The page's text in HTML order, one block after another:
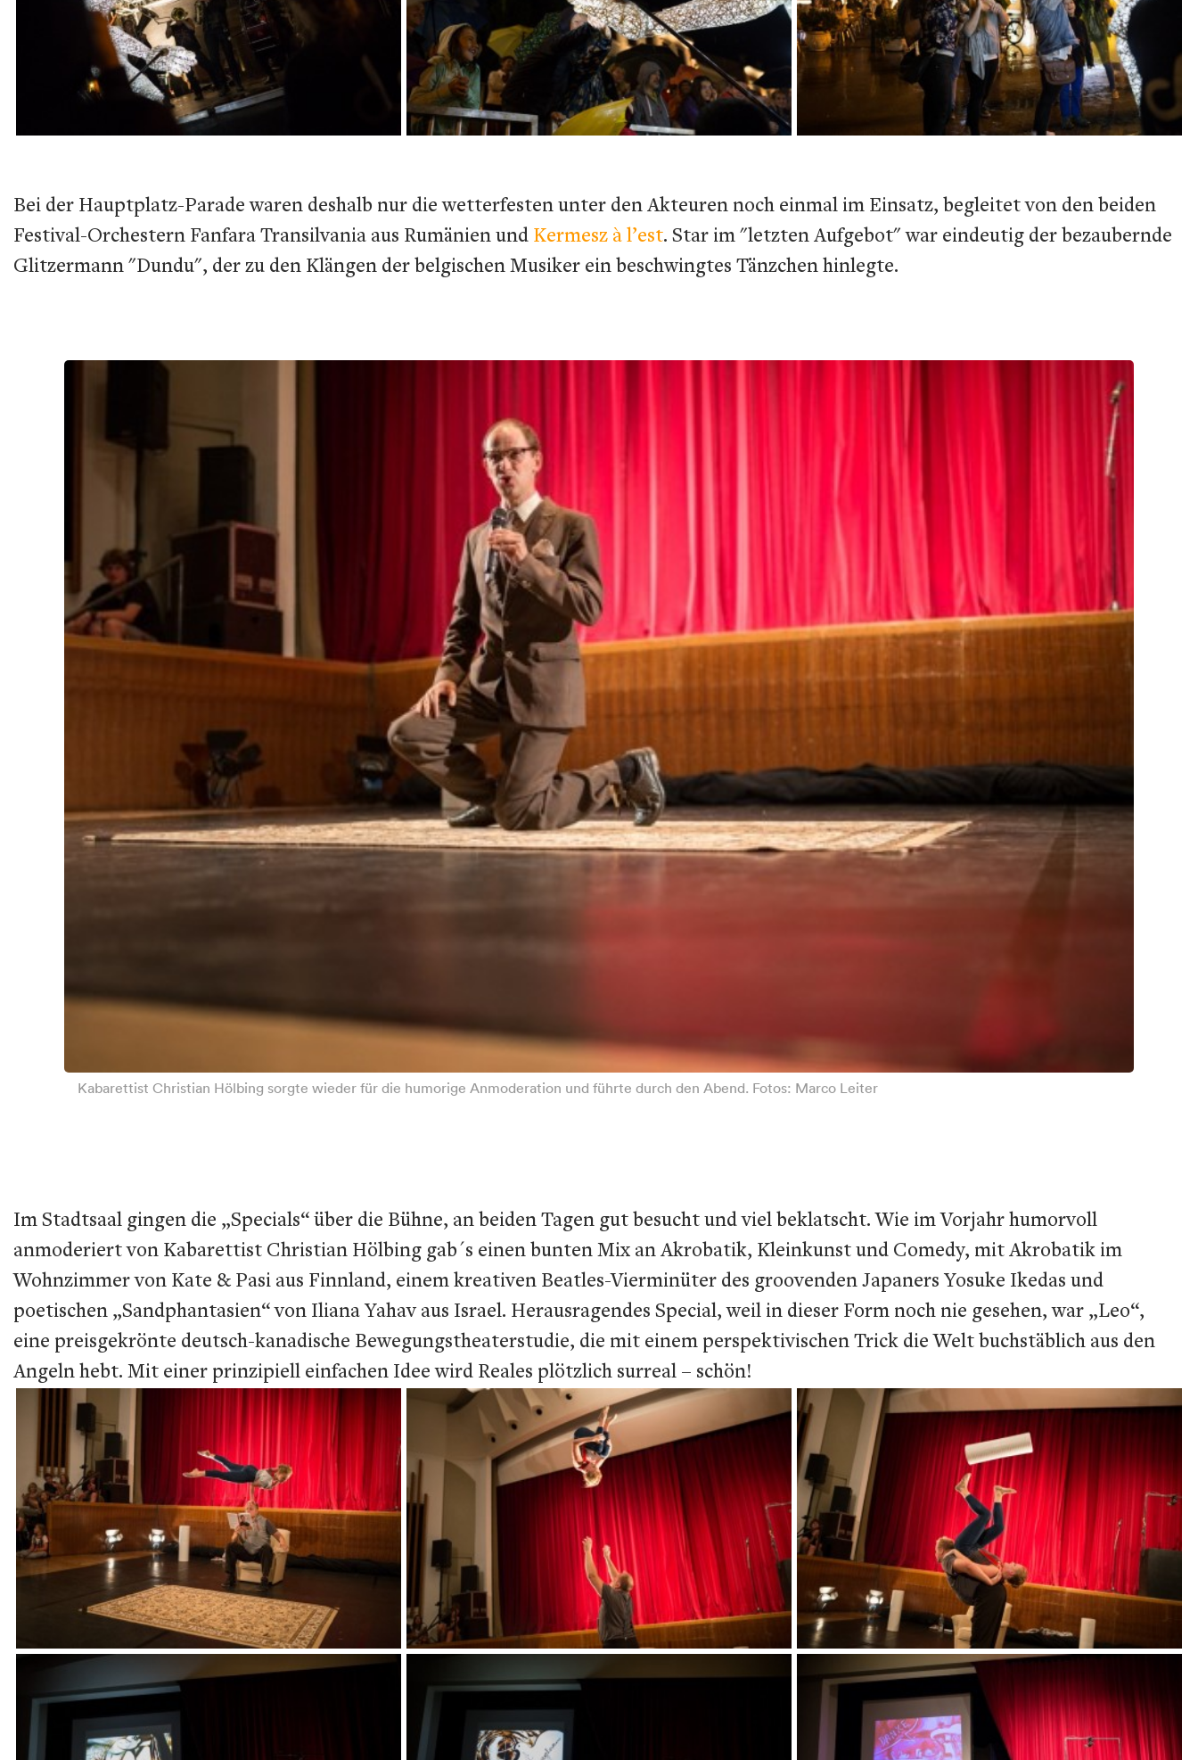
Bei der Hauptplatz-Parade waren deshalb nur die wetterfesten unter den Akteuren noch einmal im Einsatz, begleitet von den beiden
Festival-Orchestern Fanfara Transilvania aus Rumänien und Kermesz à l’est. Star im "letzten Aufgebot" war eindeutig der bezaubernde
Glitzermann "Dundu", der zu den Klängen der belgischen Musiker ein beschwingtes Tänzchen hinlegte.
Kabarettist Christian Hölbing sorgte wieder für die humorige Anmoderation und führte durch den Abend. Fotos: Marco Leiter
Im Stadtsaal gingen die „Specials“ über die Bühne, an beiden Tagen gut besucht und viel beklatscht. Wie im Vorjahr humorvoll
anmoderiert von Kabarettist Christian Hölbing gab´s einen bunten Mix an Akrobatik, Kleinkunst und Comedy, mit Akrobatik im
Wohnzimmer von Kate & Pasi aus Finnland, einem kreativen Beatles-Vierminüter des groovenden Japaners Yosuke Ikedas und
poetischen „Sandphantasien“ von Iliana Yahav aus Israel. Herausragendes Special, weil in dieser Form noch nie gesehen, war „Leo“,
eine preisgekrönte deutsch-kanadische Bewegungstheaterstudie, die mit einem perspektivischen Trick die Welt buchstäblich aus den
Angeln hebt. Mit einer prinzipiell einfachen Idee wird Reales plötzlich surreal – schön!